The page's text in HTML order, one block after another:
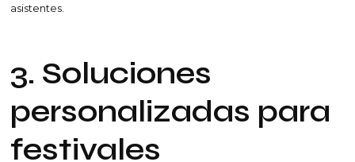
asistentes.
3. Soluciones
personalizadas para
festivales